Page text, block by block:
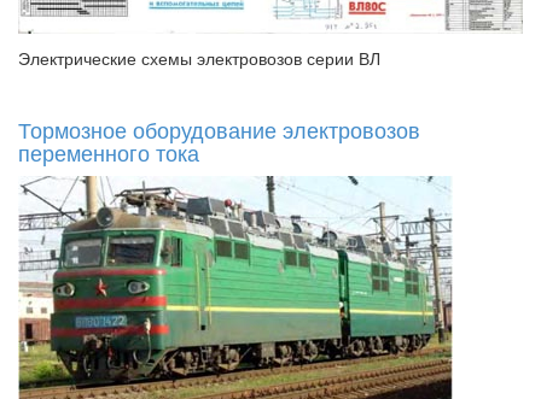
Электрические схемы электровозов серии ВЛ
Тормозное оборудование электровозов
переменного тока